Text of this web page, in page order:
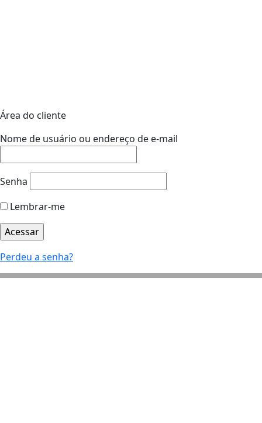
Área do cliente
Nome de usuário ou endereço de e-mail
Senha
Lembrar-me
Perdeu a senha?